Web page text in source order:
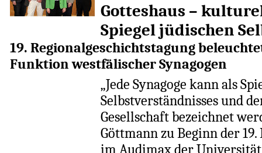
Gotteshaus –
Spiegel jüdischen
19. Regionalgeschichtstagung
Funktion westfälischer Synagogen
„Jede Synagoge kann als
Selbstverständnisses und
Gesellschaft bezeichnet
Göttmann zu Beginn der
im Audimax der